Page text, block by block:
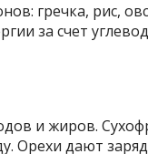
гречка, рис,
за счет
и жиров.
Орехи дают